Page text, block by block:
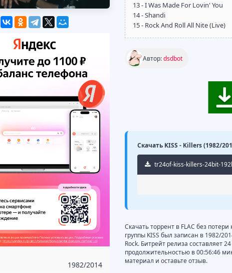
1982/2014
13 - I Was Made For Lovin' You
14 - Shandi
15 - Rock And Roll All Nite (Live)
Автор:dsdbot
Скачать KISS - Killers (1982/
tr24of-kiss-killers-24bit-
Скачать торрент в FLAC без
группы KISS был записан в 1982/
Rock. Битрейт релиза составляет
продолжительностью в 00:56:46
материал и оставьте отзыв.